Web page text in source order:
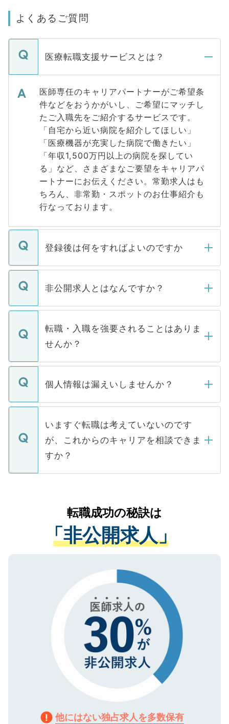
よくあるご質問
医療転職支援サービスとは？
医師専任のキャリアパートナーがご希望条
件などをおうかがいし、ご希望にマッチし
たご入職先をご紹介するサービスです。
「自宅から近い病院を紹介してほしい」
「医療機器が充実した病院で働きたい」
「年収1,500万円以上の病院を探してい
る」など、さまざまなご要望をキャリアパ
ートナーにお伝えください。常勤求人はも
ちろん、非常勤・スポットのお仕事紹介も
行なっております。
登録後は何をすればよいのですか
ご登録いただきましたら、弊社担当者がご
登録内容を確認し、その後メールもしくは
ます。通常、5営業日以内にはご連絡をせて
いただきますので、しばらくお待ちくださ
い。
非公開求人とはなんですか？
マイナビDOCTORで取り扱っている求人の
うち約3割は、Webサイトからご覧いただ
けない「非公開求人」です。非公開求人は
下記の理由によって、一般には公開してい
ません。
■応募殺到を避けるため 人気のある医療機
関を公にしてしまうと、応募が殺到する場
に、医療機関が求める条件に合った人材の
みを人材紹介会社に依頼するケースが増え
ています。
転職・入職を強要されることはありま
せんか？
転職・入職を強要することは一切ありませ
ん。また、仮に応募先から内定をいただい
定を承諾する必要はありません。内定先へ
の辞退の連絡はキャリアパートナーが行い
ますので、ご安心ください。
個人情報は漏えいしませんか？
個人情報が漏えいすることはありませんの
で、ご安心ください。当サイトからの登録
などで収集したご登録者様の個人情報は、
ご本人のキャリアアップおよび転職活動の
支援を目的に使用いたします。お預かりし
ているすべての個人データはご本人の許可
は、個人情報の取り扱いについての厳密な
管理基準を満たした事業者のみに付与され
る、プライバシーマークを取得済みです。
ご登録いただいた個人情報は、SSL（デー
で、機密保持に関してもご安心ください。
いますぐ転職は考えていないのです
が、これからのキャリアを相談できま
すか？
かがいして、現在の医療機関の状況や紹介
経験をまじえながら、適切なアドバイスを
させていただきます。すぐにご転職をされ
ない方には、長期的なサポートが可能です
ので、まずはご登録ください。
転職成功の秘訣は
「非公開求人」
他にはない独占求人を多数保有